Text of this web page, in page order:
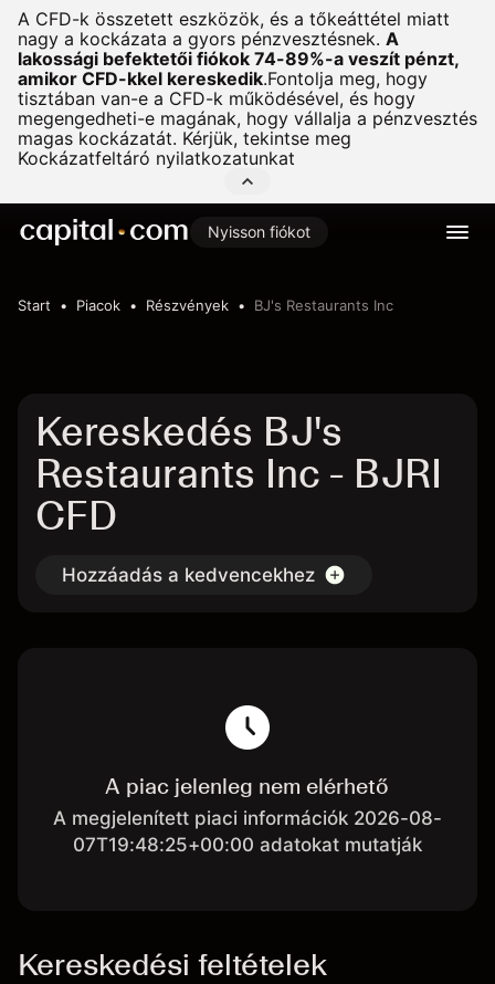
A CFD-k összetett eszközök, és a tőkeáttétel miatt
nagy a kockázata a gyors pénzvesztésnek. A
lakossági befektetői fiókok 74-89%-a veszít pénzt,
amikor CFD-kkel kereskedik.Fontolja meg, hogy
tisztában van-e a CFD-k működésével, és hogy
megengedheti-e magának, hogy vállalja a pénzvesztés
magas kockázatát. Kérjük, tekintse meg
Kockázatfeltáró nyilatkozatunkat
Nyisson fiókot
Start Piacok Részvények BJ's Restaurants Inc
Kereskedés BJ's
Restaurants Inc - BJRI
CFD
Hozzáadás a kedvencekhez
A piac jelenleg nem elérhető
A megjelenített piaci információk 2026-08-
07T19:48:25+00:00 adatokat mutatják
Kereskedési feltételek